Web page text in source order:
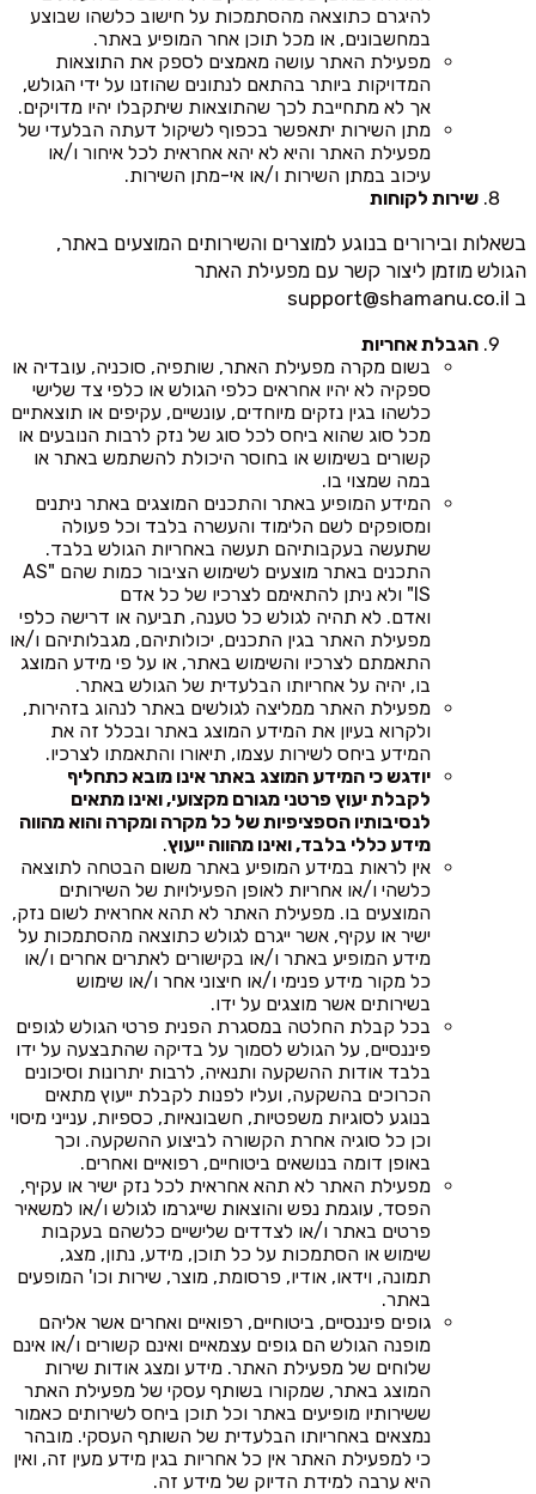
להיגרם כתוצאה מהסתמכות על חישוב כלשהו שבוצע
במחשבונים, או מכל תוכן אחר המופיע באתר.
מפעילת האתר עושה מאמצים לספק את התוצאות
המדויקות ביותר בהתאם לנתונים שהוזנו על ידי הגולש,
אך לא מתחייבת לכך שהתוצאות שיתקבלו יהיו מדויקים.
מתן השירות יתאפשר בכפוף לשיקול דעתה הבלעדי של
מפעילת האתר והיא לא יהא אחראית לכל איחור ו/או
עיכוב במתן השירות ו/או אי-מתן השירות.
שירות לקוחות
בשאלות ובירורים בנוגע למוצרים והשירותים המוצעים באתר,
הגולש מוזמן ליצור קשר עם מפעילת האתר
ב support@shamanu.co.il
הגבלת אחריות
בשום מקרה מפעילת האתר, שותפיה, סוכניה, עובדיה או
ספקיה לא יהיו אחראים כלפי הגולש או כלפי צד שלישי
כלשהו בגין נזקים מיוחדים, עונשיים, עקיפים או תוצאתיים
מכל סוג שהוא ביחס לכל סוג של נזק לרבות הנובעים או
קשורים בשימוש או בחוסר היכולת להשתמש באתר או
במה שמצוי בו.
המידע המופיע באתר והתכנים המוצגים באתר ניתנים
ומסופקים לשם הלימוד והעשרה בלבד וכל פעולה
שתעשה בעקבותיהם תעשה באחריות הגולש בלבד.
התכנים באתר מוצעים לשימוש הציבור כמות שהם "AS
IS" ולא ניתן להתאימם לצרכיו של כל אדם
ואדם. לא תהיה לגולש כל טענה, תביעה או דרישה כלפי
מפעילת האתר בגין התכנים, יכולותיהם, מגבלותיהם ו/או
התאמתם לצרכיו והשימוש באתר, או על פי מידע המוצג
בו, יהיה על אחריותו הבלעדית של הגולש באתר.
מפעילת האתר ממליצה לגולשים באתר לנהוג בזהירות,
ולקרוא בעיון את המידע המוצג באתר ובכלל זה את
המידע ביחס לשירות עצמו, תיאורו והתאמתו לצרכיו.
יודגש כי המידע המוצג באתר אינו מובא כתחליף
לקבלת יעוץ פרטני מגורם מקצועי, ואינו מתאים
לנסיבותיו הספציפיות של כל מקרה ומקרה והוא מהווה
מידע כללי בלבד, ואינו מהווה ייעוץ.
אין לראות במידע המופיע באתר משום הבטחה לתוצאה
כלשהי ו/או אחריות לאופן הפעילויות של השירותים
המוצעים בו. מפעילת האתר לא תהא אחראית לשום נזק,
ישיר או עקיף, אשר ייגרם לגולש כתוצאה מהסתמכות על
מידע המופיע באתר ו/או בקישורים לאתרים אחרים ו/או
כל מקור מידע פנימי ו/או חיצוני אחר ו/או שימוש
בשירותים אשר מוצגים על ידו.
בכל קבלת החלטה במסגרת הפנית פרטי הגולש לגופים
פיננסיים, על הגולש לסמוך על בדיקה שהתבצעה על ידו
בלבד אודות ההשקעה ותנאיה, לרבות יתרונות וסיכונים
הכרוכים בהשקעה, ועליו לפנות לקבלת ייעוץ מתאים
בנוגע לסוגיות משפטיות, חשבונאיות, כספיות, ענייני מיסוי
וכן כל סוגיה אחרת הקשורה לביצוע ההשקעה. וכך
באופן דומה בנושאים ביטוחיים, רפואיים ואחרים.
מפעילת האתר לא תהא אחראית לכל נזק ישיר או עקיף,
הפסד, עוגמת נפש והוצאות שייגרמו לגולש ו/או למשאיר
פרטים באתר ו/או לצדדים שלישיים כלשהם בעקבות
שימוש או הסתמכות על כל תוכן, מידע, נתון, מצג,
תמונה, וידאו, אודיו, פרסומת, מוצר, שירות וכו' המופעים
באתר.
גופים פיננסיים, ביטוחיים, רפואיים ואחרים אשר אליהם
מופנה הגולש הם גופים עצמאיים ואינם קשורים ו/או אינם
שלוחים של מפעילת האתר. מידע ומצג אודות שירות
המוצג באתר, שמקורו בשותף עסקי של מפעילת האתר
ששירותיו מופיעים באתר וכל תוכן ביחס לשירותים כאמור
נמצאים באחריותו הבלעדית של השותף העסקי. מובהר
כי למפעילת האתר אין כל אחריות בגין מידע מעין זה, ואין
היא ערבה למידת הדיוק של מידע זה.